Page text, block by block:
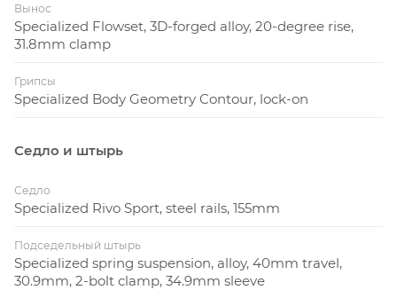
Вынос
Specialized Flowset, 3D-forged alloy, 20-degree rise,
31.8mm clamp
Грипсы
Specialized Body Geometry Contour, lock-on
Седло и штырь
Седло
Specialized Rivo Sport, steel rails, 155mm
Подседельный штырь
Specialized spring suspension, alloy, 40mm travel,
30.9mm, 2-bolt clamp, 34.9mm sleeve